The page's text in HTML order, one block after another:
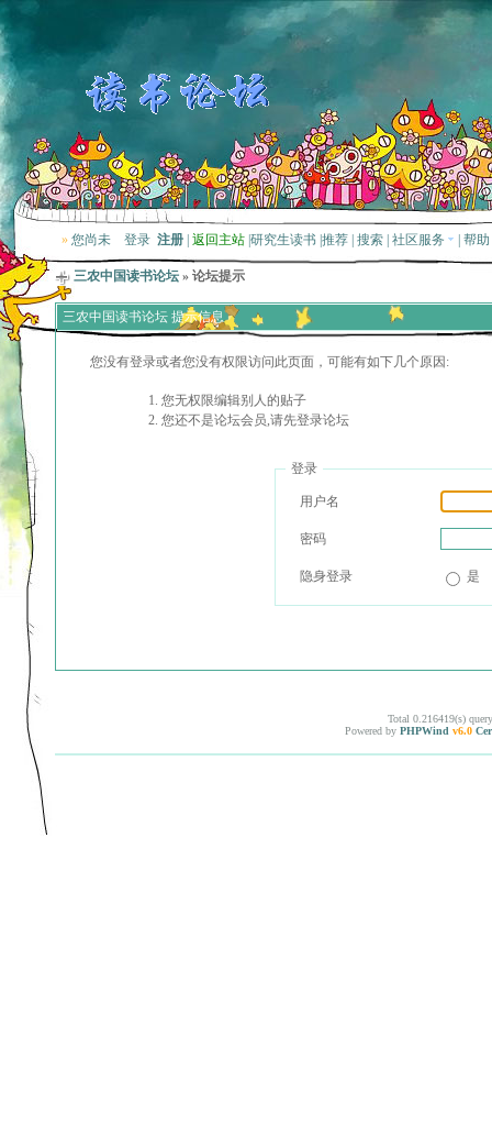
» 您尚未 登录 注册 返回主站 研究生读书 推荐 搜索 社区服务 帮助
三农中国读书论坛 » 论坛提示
三农中国读书论坛 提示信息
您没有登录或者您没有权限访问此页面，可能有如下几个原因:
您无权限编辑别人的贴子
您还不是论坛会员,请先登录论坛
登录
用户名
密码
隐身登录 是
Total 0.216419(s)
Powered by PHPWind v6.0